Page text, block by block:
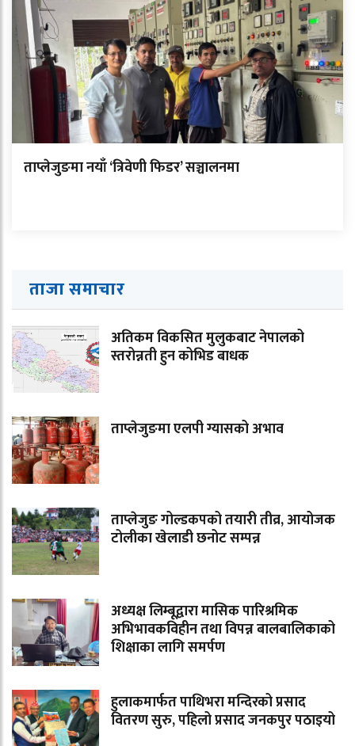
ताप्लेजुङमा नयाँ ‘त्रिवेणी फिडर’ सञ्चालनमा
ताजा समाचार
अतिकम विकसित मुलुकबाट नेपालको
स्तरोन्नती हुन कोभिड बाधक
ताप्लेजुङमा एलपी ग्यासको अभाव
ताप्लेजुङ गोल्डकपको तयारी तीव्र, आयोजक
टोलीका खेलाडी छनोट सम्पन्न
अध्यक्ष लिम्बूद्वारा मासिक पारिश्रमिक
अभिभावकविहीन तथा विपन्न बालबालिकाको
शिक्षाका लागि समर्पण
हुलाकमार्फत पाथिभरा मन्दिरको प्रसाद
वितरण सुरु, पहिलो प्रसाद जनकपुर पठाइयो